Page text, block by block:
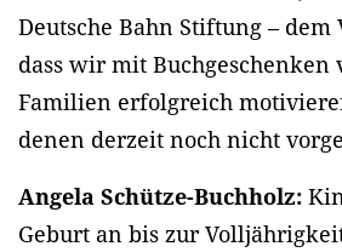
Deutsche Bahn Stiftung – dem
dass wir mit Buchgeschenken
Familien erfolgreich
denen derzeit noch nicht
Angela Schütze-Buchholz:
Geburt an bis zur